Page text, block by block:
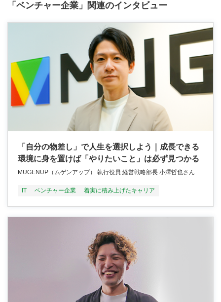
「ベンチャー企業」関連のインタビュー
「自分の物差し」で人生を選択しよう｜成長できる
環境に身を置けば「やりたいこと」は必ず見つかる
MUGENUP（ムゲンアップ） 執行役員 経営戦略部長 小澤哲也さん
IT ベンチャー企業 着実に積み上げたキャリア